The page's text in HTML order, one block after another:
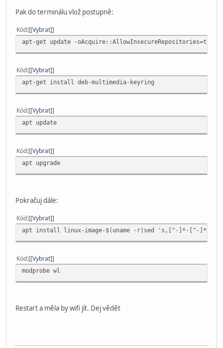
Pak do terminálu vlož postupně:
Kód [Vybrat]
apt-get update -oAcquire::AllowInsecureRepositories=true
Kód [Vybrat]
apt-get install deb-multimedia-keyring
Kód [Vybrat]
apt update
Kód [Vybrat]
apt upgrade
Pokračuj dále:
Kód [Vybrat]
apt install linux-image-$(uname -r|sed 's,[^-]*-[^-]*-,,')
Kód [Vybrat]
modprobe wl
Restart a měla by wifi jít. Dej vědět